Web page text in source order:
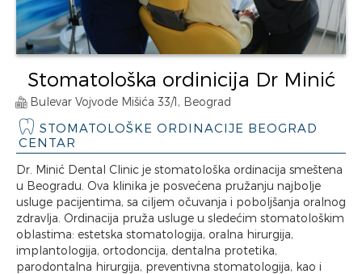
Stomatološka ordinicija Dr Minić
Bulevar Vojvode Mišića 33/1, Beograd
STOMATOLOŠKE ORDINACIJE BEOGRAD
CENTAR
Dr. Minić Dental Clinic je stomatološka ordinacija smeštena
u Beogradu. Ova klinika je posvećena pružanju najbolje
usluge pacijentima, sa ciljem očuvanja i poboljšanja oralnog
zdravlja. Ordinacija pruža usluge u sledećim stomatološkim
oblastima: estetska stomatologija, oralna hirurgija,
implantologija, ortodoncija, dentalna protetika,
parodontalna hirurgija, preventivna stomatologija, kao i